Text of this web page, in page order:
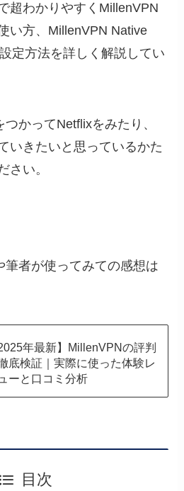
超わかりやすくMillenVPN
い方、MillenVPN Native
定方法を詳しく解説してい
かってNetflixをみたり、
いきたいと思っているかた
さい。
筆者が使ってみての感想は
2025年最新】MillenVPNの評判
底検証｜実際に使った体験レ
ーと口コミ分析
目次